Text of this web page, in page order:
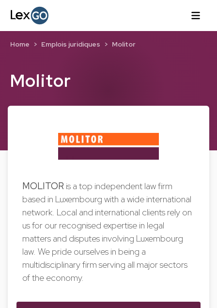
Molitor
Home Emplois juridiques Molitor
MOLITOR is a top independent law firm
based in Luxembourg with a wide international
network. Local and international clients rely on
us for our recognised expertise in legal
matters and disputes involving Luxembourg
law. We pride ourselves in being a
multidisciplinary firm serving all major sectors
of the economy.